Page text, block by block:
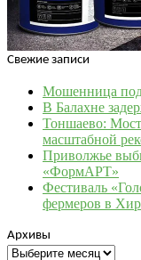
Свежие записи
Мошенница
В Балахне
Тоншаево:
масштабной
Приволжье
«ФормАРТ»
Фестиваль
фермеров в
Архивы
Архивы